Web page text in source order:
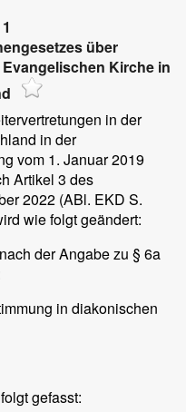
über
Kirche in
in der
in der
vom 1. Januar 2019
Artikel 3 des
2022 (ABl. EKD S.
wie folgt geändert:
der Angabe zu § 6a
in diakonischen
gefasst: